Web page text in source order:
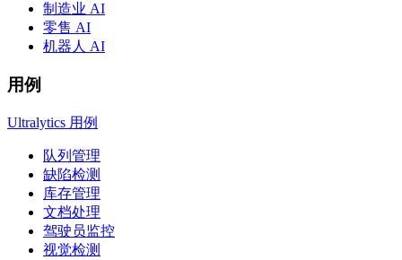
制造业 AI
零售 AI
机器人 AI
用例
Ultralytics 用例
队列管理
缺陷检测
库存管理
文档处理
驾驶员监控
视觉检测